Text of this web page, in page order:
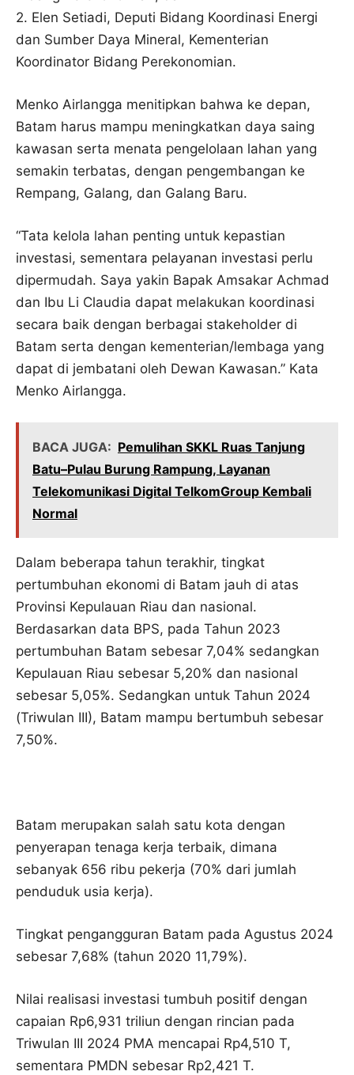
2. Elen Setiadi, Deputi Bidang Koordinasi Energi
dan Sumber Daya Mineral, Kementerian
Koordinator Bidang Perekonomian.
Menko Airlangga menitipkan bahwa ke depan,
Batam harus mampu meningkatkan daya saing
kawasan serta menata pengelolaan lahan yang
semakin terbatas, dengan pengembangan ke
Rempang, Galang, dan Galang Baru.
“Tata kelola lahan penting untuk kepastian
investasi, sementara pelayanan investasi perlu
dipermudah. Saya yakin Bapak Amsakar Achmad
dan Ibu Li Claudia dapat melakukan koordinasi
secara baik dengan berbagai stakeholder di
Batam serta dengan kementerian/lembaga yang
dapat di jembatani oleh Dewan Kawasan.” Kata
Menko Airlangga.
BACA JUGA: Pemulihan SKKL Ruas Tanjung
Batu–Pulau Burung Rampung, Layanan
Telekomunikasi Digital TelkomGroup Kembali
Normal
Dalam beberapa tahun terakhir, tingkat
pertumbuhan ekonomi di Batam jauh di atas
Provinsi Kepulauan Riau dan nasional.
Berdasarkan data BPS, pada Tahun 2023
pertumbuhan Batam sebesar 7,04% sedangkan
Kepulauan Riau sebesar 5,20% dan nasional
sebesar 5,05%. Sedangkan untuk Tahun 2024
(Triwulan III), Batam mampu bertumbuh sebesar
7,50%.
Batam merupakan salah satu kota dengan
penyerapan tenaga kerja terbaik, dimana
sebanyak 656 ribu pekerja (70% dari jumlah
penduduk usia kerja).
Tingkat pengangguran Batam pada Agustus 2024
sebesar 7,68% (tahun 2020 11,79%).
Nilai realisasi investasi tumbuh positif dengan
capaian Rp6,931 triliun dengan rincian pada
Triwulan III 2024 PMA mencapai Rp4,510 T,
sementara PMDN sebesar Rp2,421 T.